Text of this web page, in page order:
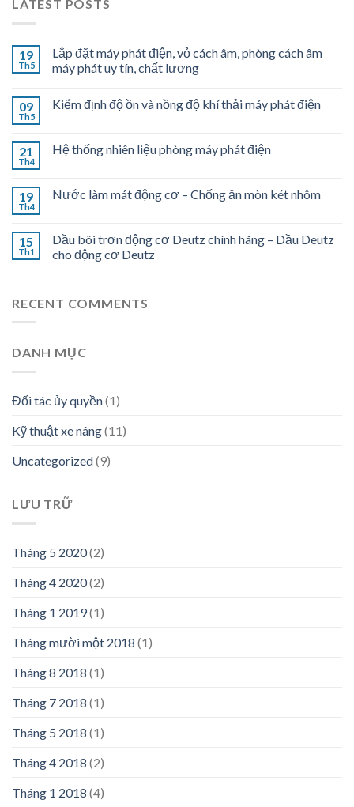
LATEST POSTS
19
Th5
Lắp đặt máy phát điện, vỏ cách âm, phòng cách âm
máy phát uy tín, chất lượng
09
Th5
Kiểm định độ ồn và nồng độ khí thải máy phát điện
21
Th4
Hệ thống nhiên liệu phòng máy phát điện
19
Th4
Nước làm mát động cơ – Chống ăn mòn két nhôm
15
Th1
Dầu bôi trơn động cơ Deutz chính hãng – Dầu Deutz
cho động cơ Deutz
RECENT COMMENTS
DANH MỤC
Đối tác ủy quyền(1)
Kỹ thuật xe nâng(11)
Uncategorized(9)
LƯU TRỮ
Tháng 5 2020(2)
Tháng 4 2020(2)
Tháng 1 2019(1)
Tháng mười một 2018 (1)
Tháng 8 2018 (1)
Tháng 7 2018 (1)
Tháng 5 2018 (1)
Tháng 4 2018 (2)
Tháng 1 2018 (4)